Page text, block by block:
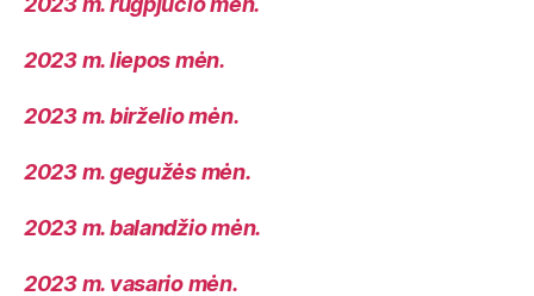
2023 m. liepos mėn.
2023 m. birželio mėn.
2023 m. gegužės mėn.
2023 m. balandžio mėn.
2023 m. vasario mėn.